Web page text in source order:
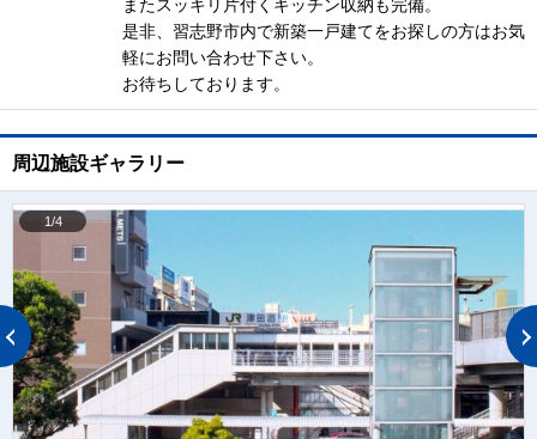
またスッキリ片付くキッチン収納も完備。
是非、習志野市内で新築一戸建てをお探しの方はお気
軽にお問い合わせ下さい。
お待ちしております。
周辺施設ギャラリー
1/4